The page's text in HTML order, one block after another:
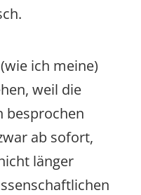
ich meine)
weil die
besprochen
ab sofort,
länger